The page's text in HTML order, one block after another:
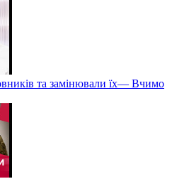
та замінювали їх— Вчимо